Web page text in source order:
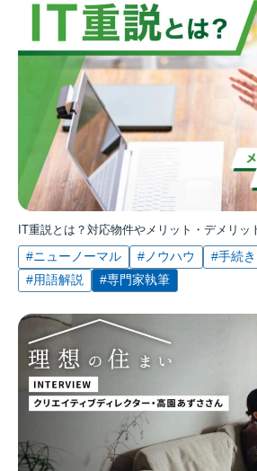
IT重説とは？対応物件やメリット・デメリッ
#ニューノーマル #ノウハウ #手続き
#用語解説
#専門家執筆